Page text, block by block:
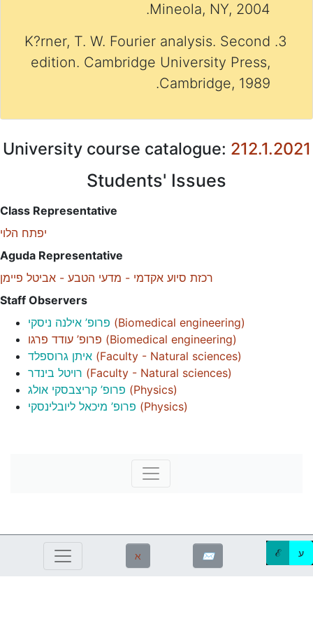
Mineola, NY, 2004.
K?rner, T. W. Fourier analysis. Second
edition. Cambridge University Press,
Cambridge, 1989.
University course catalogue: 212.1.2021
Students' Issues
Class Representative
יפתח הלוי
Aguda Representative
רכזת סיוע אקדמי - מדעי הטבע - אביטל פיימן
Staff Observers
פרופ’ אילנה ניסקי (Biomedical engineering)
פרופ’ עודד פרגו (Biomedical engineering)
איתן גרוספלד (Faculty - Natural sciences)
רויטל בינדר (Faculty - Natural sciences)
פרופ’ קריצבסקי אולג (Physics)
פרופ’ מיכאל ליובלינסקי (Physics)
ℵ ✉ ℰ ע